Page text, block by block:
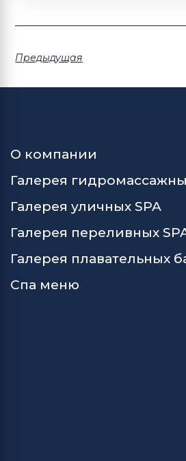
Предыдущая
О компании
Галерея
Галерея уличных SPA
Галерея переливных
Галерея плавательных
Спа меню